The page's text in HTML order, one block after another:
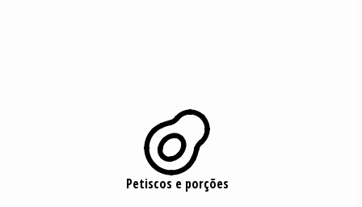
ﶎ
Petiscos e porções